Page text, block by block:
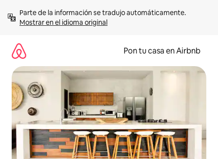
contenidoMostrar en el idioma original
Pon tu casa en Airbnb